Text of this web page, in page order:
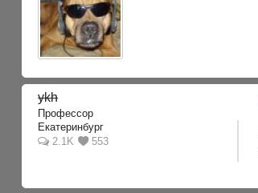
ykh
Профессор
Екатеринбург
2.1K
553